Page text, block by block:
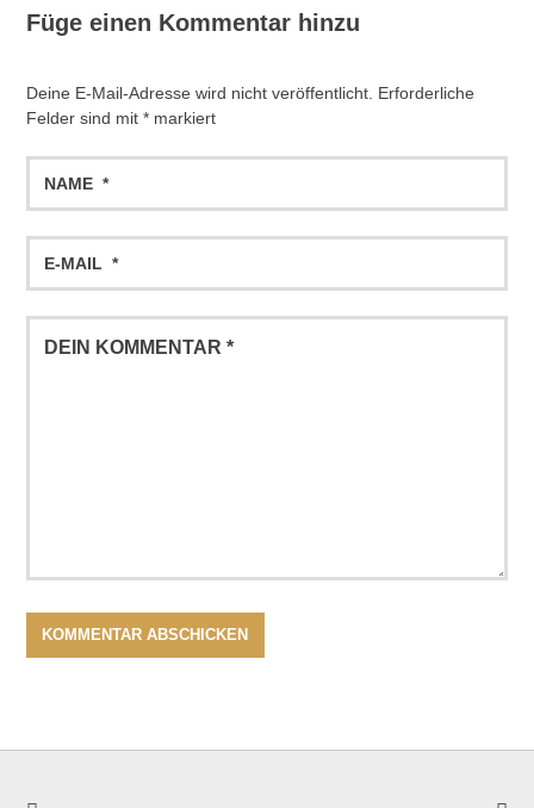
Füge einen Kommentar hinzu
Deine E-Mail-Adresse wird nicht veröffentlicht. Erforderliche
Felder sind mit* markiert